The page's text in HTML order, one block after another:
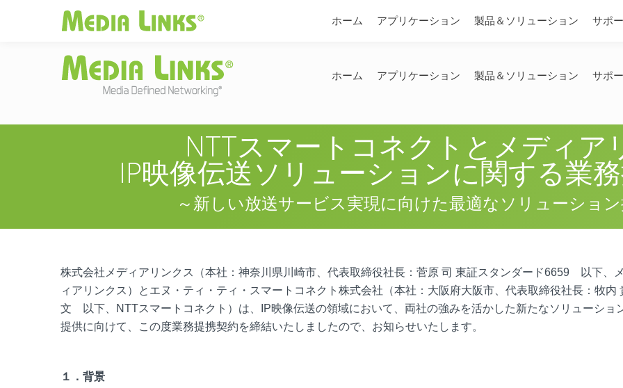
Media LinksJAPAN | Change
ホーム アプリケーション 製品＆ソリューション サポ
NTTスマートコネクトとメディア
IP映像伝送ソリューションに関する業
～新しい放送サービス実現に向けた最適なソリューショ
株式会社メディアリンクス（本社：神奈川県川崎市、代表取締役社長：菅原 司 東証スタンダード6659 以下、
ィアリンクス）とエヌ・ティ・ティ・スマートコネクト株式会社（本社：大阪府大阪市、代表取締役社長：牧内
文 以下、NTTスマートコネクト）は、IP映像伝送の領域において、両社の強みを活かした新たなソリューショ
提供に向けて、この度業務提携契約を締結いたしましたので、お知らせいたします。
１．背景
ホーム アプリケーション 製品＆ソリューション サポ